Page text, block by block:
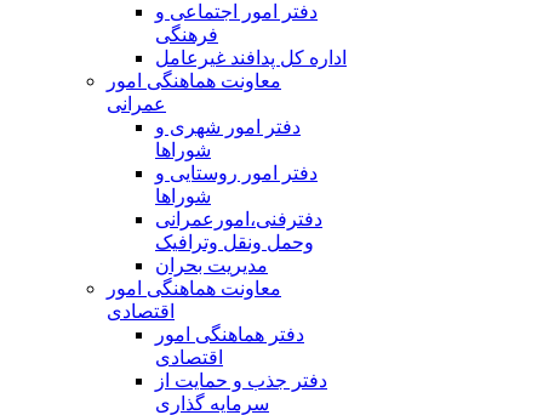
دفتر امور اجتماعی و
فرهنگی
اداره کل پدافند غیرعامل
معاونت هماهنگی امور
عمرانی
دفتر امور شهری و
شوراها
دفتر امور روستایی و
شوراها
دفترفنی،امورعمرانی
وحمل ونقل وترافيک
مدیریت بحران
معاونت هماهنگی امور
اقتصادی
دفتر هماهنگی امور
اقتصادی
دفتر جذب و حمایت از
سرمایه گذاری